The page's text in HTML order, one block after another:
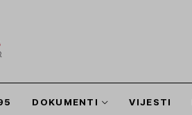
DOKUMENTI VIJESTI